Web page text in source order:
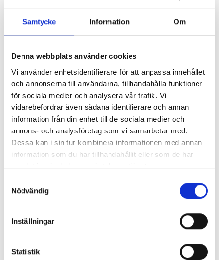
Samtycke Information Om
Denna webbplats använder cookies
Vi använder enhetsidentifierare för att anpassa innehållet
och annonserna till användarna, tillhandahålla funktioner
för sociala medier och analysera vår trafik. Vi
vidarebefordrar även sådana identifierare och annan
information från din enhet till de sociala medier och
annons- och analysföretag som vi samarbetar med.
Dessa kan i sin tur kombinera informationen med annan
information som du har tillhandahållit eller som de har
samlat in när du har använt deras tjänster.
Nödvändig
Inställningar
Statistik
Om du är intresserad av att delta i
någon av våra workshops, kontakta
oss påsales@labex.com
KONTAKTA OSS HÄR